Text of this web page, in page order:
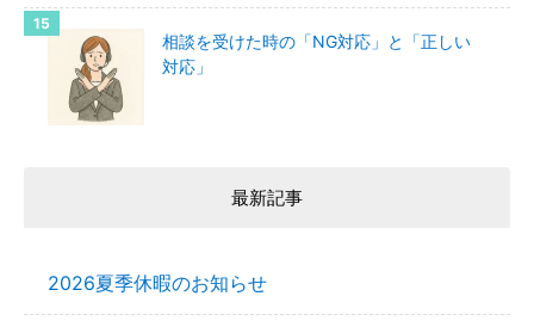
相談を受けた時の「NG対応」と「正しい
対応」
最新記事
2026夏季休暇のお知らせ